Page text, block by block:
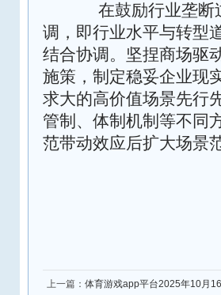
在鼓励行业垄断
调，即行业水平与转型
结合协调。坚捏商场驱
施策，制定稳妥企业现
求大的高价值场景先行
管制、体制机制等不同
范带动效应后扩大场景
上一篇： 体育游戏app平台2025年10月